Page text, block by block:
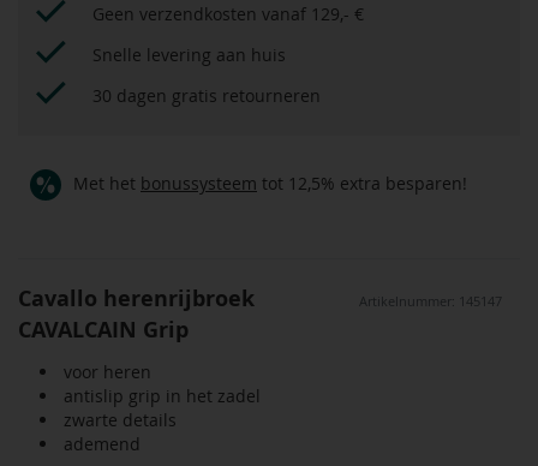
Geen verzendkosten vanaf 129,- €
Snelle levering aan huis
30 dagen gratis retourneren
Met het bonussysteem tot 12,5% extra besparen!
Cavallo herenrijbroek
CAVALCAIN Grip
Artikelnummer: 145147
voor heren
antislip grip in het zadel
zwarte details
ademend